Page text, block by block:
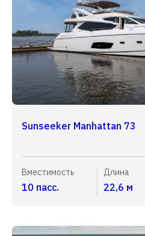
Sunseeker Manhattan 73
Вместимость
10 пасс.
Длина
22,6 м